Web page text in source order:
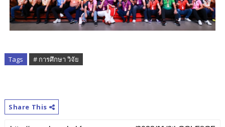
Tags # การศึกษา วิจัย
Share This